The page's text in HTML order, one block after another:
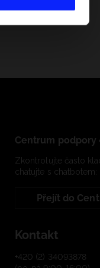
Centrum podpory
Zkontrolujte často
chatujte s chatbotem:
Přejít do
Kontakt
+420 (2) 34093878